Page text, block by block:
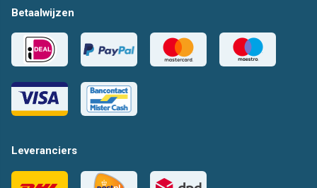
Betaalwijzen
Leveranciers